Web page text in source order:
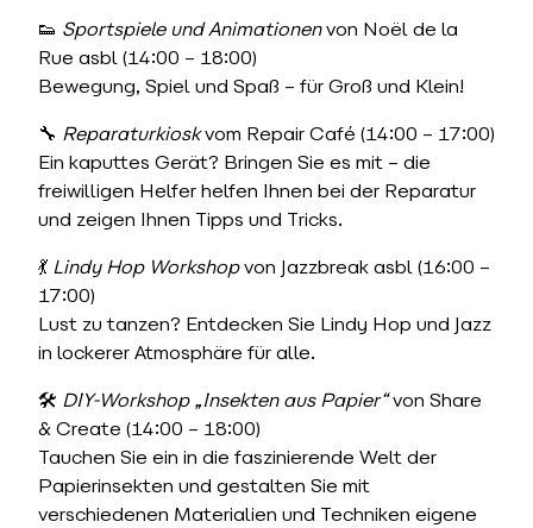
👟 Sportspiele und Animationenvon Noël de la
Rue asbl (14:00 – 18:00)
Bewegung, Spiel und Spaß – für Groß und Klein!
🔧 Reparaturkioskvom Repair Café (14:00 – 17:00)
Ein kaputtes Gerät? Bringen Sie es mit – die
freiwilligen Helfer helfen Ihnen bei der Reparatur
und zeigen Ihnen Tipps und Tricks.
💃 Lindy Hop Workshopvon Jazzbreak asbl (16:00 –
17:00)
Lust zu tanzen? Entdecken Sie Lindy Hop und Jazz
in lockerer Atmosphäre für alle.
🛠️ DIY-Workshop „Insekten aus Papier“von Share
& Create (14:00 – 18:00)
Tauchen Sie ein in die faszinierende Welt der
Papierinsekten und gestalten Sie mit
verschiedenen Materialien und Techniken eigene